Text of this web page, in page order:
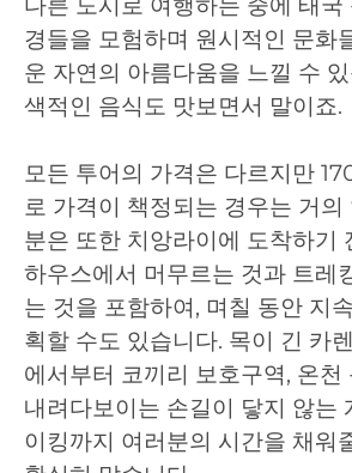
경들을 모험하며 원시적인 문화
운 자연의 아름다움을 느낄 수
색적인 음식도 맛보면서 말이죠.
모든 투어의 가격은 다르지만
로 가격이 책정되는 경우는 거의
분은 또한 치앙라이에 도착하기
하우스에서 머무르는 것과 트레
는 것을 포함하여, 며칠 동안 지
획할 수도 있습니다. 목이 긴 카
에서부터 코끼리 보호구역, 온천
내려다보이는 손길이 닿지 않는
이킹까지 여러분의 시간을 채워